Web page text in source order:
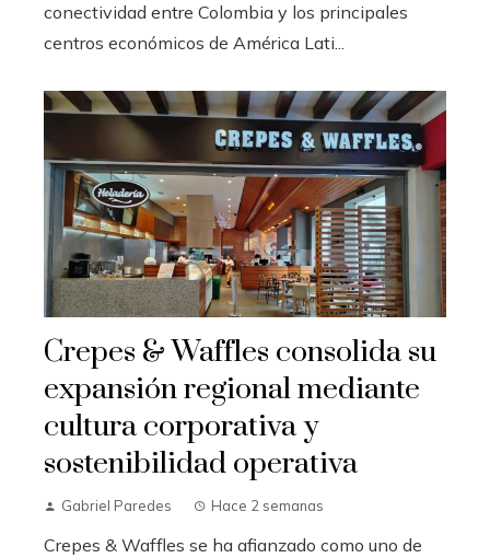
conectividad entre Colombia y los principales
centros económicos de América Lati...
Crepes & Waffles consolida su
expansión regional mediante
cultura corporativa y
sostenibilidad operativa
Gabriel Paredes Hace 2 semanas
Crepes & Waffles se ha afianzado como uno de